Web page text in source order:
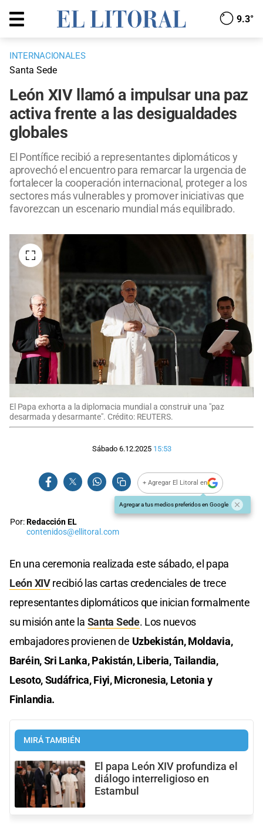
9.3°
INTERNACIONALES
Santa Sede
León XIV llamó a impulsar una paz
activa frente a las desigualdades
globales
El Pontífice recibió a representantes diplomáticos y
aprovechó el encuentro para remarcar la urgencia de
fortalecer la cooperación internacional, proteger a los
sectores más vulnerables y promover iniciativas que
favorezcan un escenario mundial más equilibrado.
El Papa exhorta a la diplomacia mundial a construir una "paz
desarmada y desarmante". Crédito: REUTERS.
Sábado 6.12.2025 15:53
+ Agregar El Litoral en
Agregar a tus medios preferidos en Google
Por:Redacción EL
contenidos@ellitoral.com
En una ceremonia realizada este sábado, el papa
León XIVrecibió las cartas credenciales de trece
representantes diplomáticos que inician formalmente
su misión ante la Santa Sede. Los nuevos
embajadores provienen de Uzbekistán, Moldavia,
Baréin, Sri Lanka, Pakistán, Liberia, Tailandia,
Lesoto, Sudáfrica, Fiyi, Micronesia, Letonia y
Finlandia.
MIRÁ TAMBIÉN
El papa León XIV profundiza el
diálogo interreligioso en
Estambul